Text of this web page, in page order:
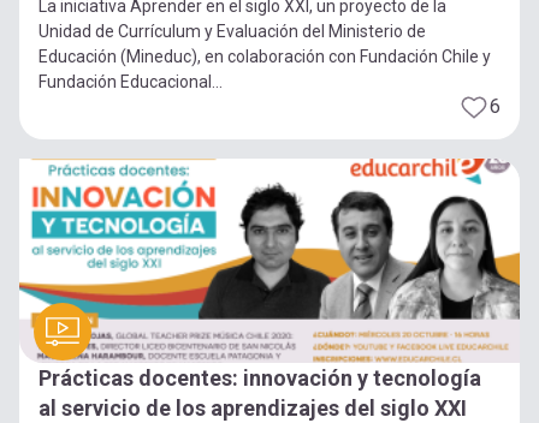
La iniciativa Aprender en el siglo XXI, un proyecto de la
Unidad de Currículum y Evaluación del Ministerio de
Educación (Mineduc), en colaboración con Fundación Chile y
Fundación Educacional...
6
Prácticas docentes: innovación y tecnología
al servicio de los aprendizajes del siglo XXI